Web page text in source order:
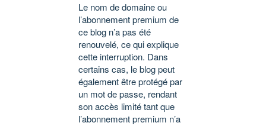
Le nom de domaine ou
l’abonnement premium de
ce blog n’a pas été
renouvelé, ce qui explique
cette interruption. Dans
certains cas, le blog peut
également être protégé par
un mot de passe, rendant
son accès limité tant que
l’abonnement premium n’a